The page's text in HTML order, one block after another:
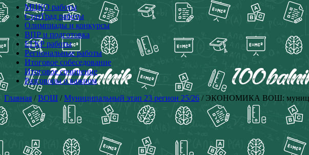
МЦКО работы
СтатГрад работы
Олимпиады и конкурсы
ВПР и подготовка
ЕГКР работы
Региональные работы
Итоговое собеседование
Итоговое сочинение
Разговоры о важном
Главная /ВОШ /Муниципальный этап 23 регион 25/26 / ЭКОНОМИКА ВОШ: